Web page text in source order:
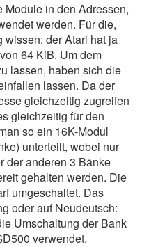
in den Adressen,
werden. Für die,
der Atari hat ja
64 KiB. Um dem
lassen, haben sich die
lassen. Da der
gleichzeitig zugreifen
gleichzeitig für den
so ein 16K-Modul
unterteilt, wobei nur
der anderen 3 Bänke
gehalten werden. Die
umgeschaltet. Das
oder auf Neudeutsch:
Umschaltung der Bank
verwendet.